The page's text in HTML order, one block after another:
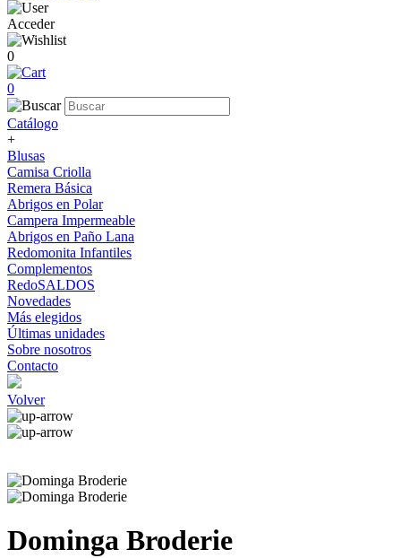
Acceder
0
0
Catálogo
+
Blusas
Camisa Criolla
Remera Básica
Abrigos en Polar
Campera Impermeable
Abrigos en Paño Lana
Redomonita Infantiles
Complementos
RedoSALDOS
Novedades
Más elegidos
Últimas unidades
Sobre nosotros
Contacto
Volver
Dominga Broderie